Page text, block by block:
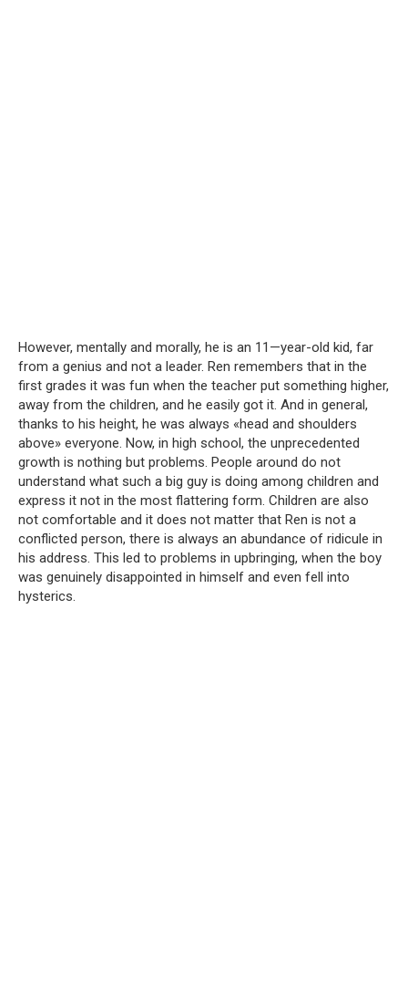
However, mentally and morally, he is an 11—year-old kid, far
from a genius and not a leader. Ren remembers that in the
first grades it was fun when the teacher put something higher,
away from the children, and he easily got it. And in general,
thanks to his height, he was always «head and shoulders
above» everyone. Now, in high school, the unprecedented
growth is nothing but problems. People around do not
understand what such a big guy is doing among children and
express it not in the most flattering form. Children are also
not comfortable and it does not matter that Ren is not a
conflicted person, there is always an abundance of ridicule in
his address. This led to problems in upbringing, when the boy
was genuinely disappointed in himself and even fell into
hysterics.